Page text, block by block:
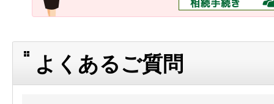
よくあるご質問